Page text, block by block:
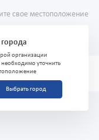
свое местоположение
организации
необходимо уточнить
Выбрать город
5 мл с иглой